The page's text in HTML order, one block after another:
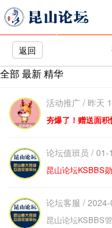
返回
全部 最新精华
活动推广 / 昨天
夯爆了！赠送面
论坛值班员 / 01-
昆山论坛KSBBS
论坛客服 / 2024-
昆山论坛KSBBS